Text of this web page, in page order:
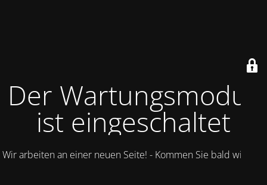
Der Wartungsmodus
ist eingeschaltet
Wir arbeiten an einer neuen Seite! - Kommen Sie bald wieder.